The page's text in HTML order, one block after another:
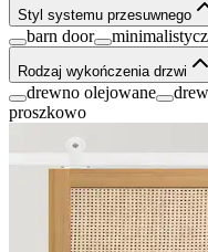
Styl systemu przesuwnego
barn door
Rodzaj wykończenia drzwi
drewno olejowane
proszkowo